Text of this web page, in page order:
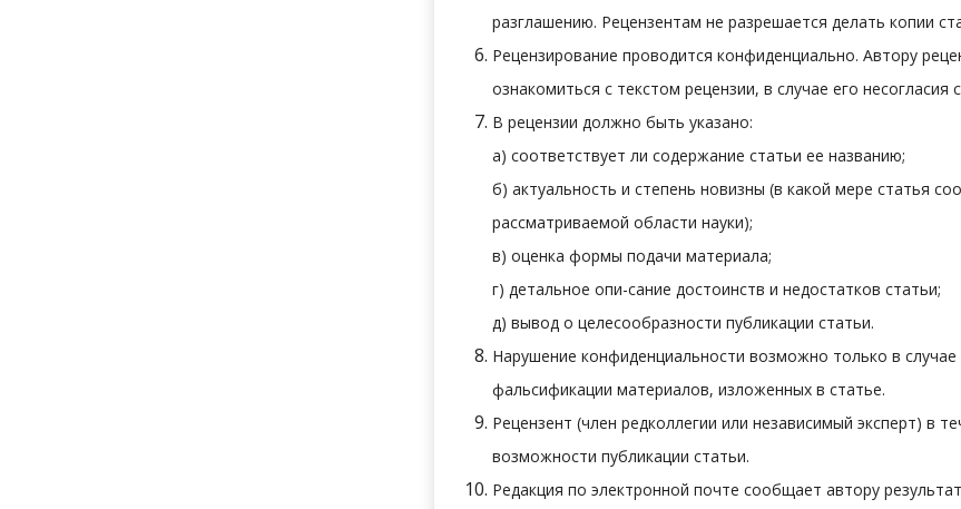
разглашению. Рецензентам не разрешается делать копии
Рецензирование проводится конфиденциально. Автору
ознакомиться с текстом рецензии, в случае его несогласия
В рецензии должно быть указано:
а) соответствует ли содержание статьи ее названию;
б) актуальность и степень новизны (в какой мере статья
рассматриваемой области науки);
в) оценка формы подачи материала;
г) детальное опи-сание достоинств и недостатков статьи;
д) вывод о целесообразности публикации статьи.
Нарушение конфиденциальности возможно только в
фальсификации материалов, изложенных в статье.
Рецензент (член редколлегии или независимый эксперт) в
возможности публикации статьи.
Редакция по электронной почте сообщает автору